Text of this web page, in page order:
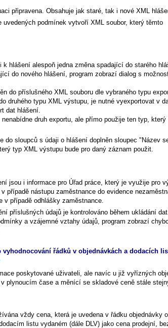
připravena. Obsahuje jak staré, tak i nové XML
podmínek vytvoří XML soubor, který těmto
hlášení alespoň jedna změna spadající do starého
do nového hlášení, program zobrazí dialog s
do příslušného XML souboru dle vybraného typu
druhého typu XML výstupu, je nutné vyexportovat v
dat hlášení.
druh exportu, ale přímo použije ten typ, který
do sloupců s údaji o hlášení doplněn sloupec "Název
typ XML výstupu bude pro daný záznam použit.
jsou i informace pro Úřad práce, který je využije pro
případě nástupu zaměstnance do evidence
v případě odhlášky zaměstnance.
příslušných údajů je kontrolováno během ukládání
a vzájemné vztahy údajů, program zobrazí
vyhodnocování řádků v objednávkách a dodacích
poskytované uživateli, ale navíc u již vyřízných
plynoucím čase a měnící se skladové ceně stále
vždy cena, která je uvedena v řádku objednávky
listu vydaném (dále DLV) jako cena prodejní,